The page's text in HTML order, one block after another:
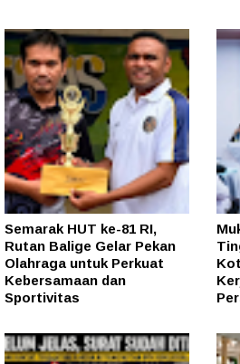
Semarak HUT ke-81 RI,
Rutan Balige Gelar Pekan
Olahraga untuk Perkuat
Kebersamaan dan
Sportivitas